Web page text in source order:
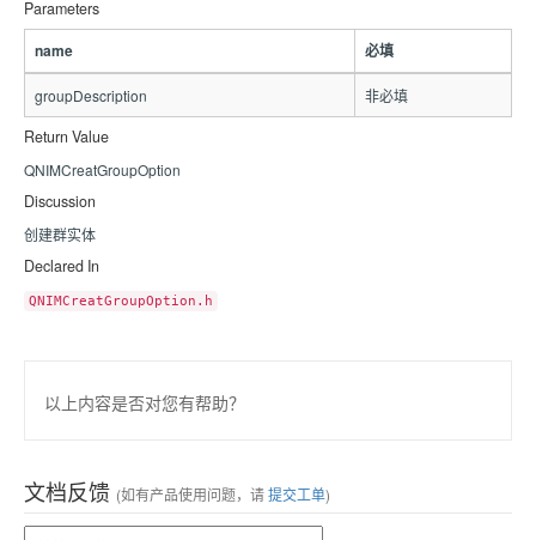
Parameters
name
必填
groupDescription 非必填
Return Value
QNIMCreatGroupOption
Discussion
创建群实体
Declared In
QNIMCreatGroupOption.h
以上内容是否对您有帮助？
文档反馈 (如有产品使用问题，请提交工单)